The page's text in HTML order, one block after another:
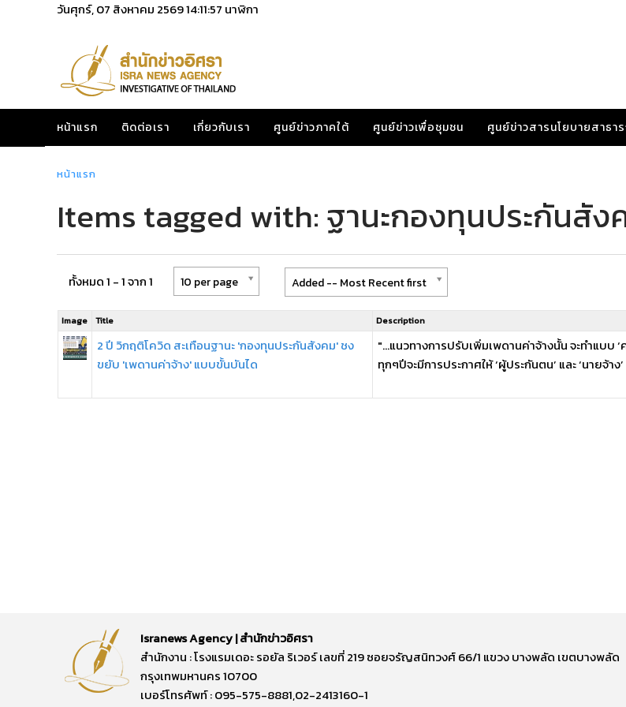
วันศุกร์, 07 สิงหาคม 256914:11:57 นาฬิกา
หน้าแรก ติดต่อเรา เกี่ยวกับเรา ศูนย์ข่าวภาคใต้ ศูนย์ข่าวเพื่อชุมชน ศูนย์ข่าวสารนโยบายสาธา
หน้าแรก
Items tagged with: ฐานะกองทุนประกันสัง
ทั้งหมด 1 - 1 จาก 1 10 per page Added -- Most Recent first
Image Title Description
2 ปี วิกฤติโควิด สะเทือนฐานะ 'กองทุนประกันสังคม' ชง
ขยับ 'เพดานค่าจ้าง' แบบขั้นบันได
"...แนวทางการปรับเพิ่มเพดานค่าจ้างนั้น จะทำแบบ
ทุกๆปีจะมีการประกาศให้ ‘ผู้ประกันตน’ และ ‘นายจ้าง’
Isranews Agency | สำนักข่าวอิศรา
สำนักงาน : โรงแรมเดอะ รอยัล ริเวอร์ เลขที่ 219 ซอยจรัญสนิทวงศ์ 66/1 แขวง บางพลัด เขตบางพลัด
กรุงเทพมหานคร 10700
เบอร์โทรศัพท์ : 095-575-8881,02-2413160-1